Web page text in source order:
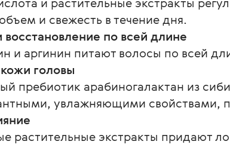
и свежесть в течение дня.
восстановление по всей длине
и аргинин питают волосы по всей
головы
пребиотик арабиногалактан из
увлажняющими свойствами,
растительные экстракты придают